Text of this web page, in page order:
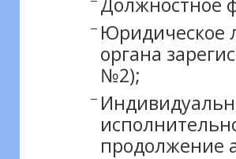
Юридическое
органа
№2);
продолжение